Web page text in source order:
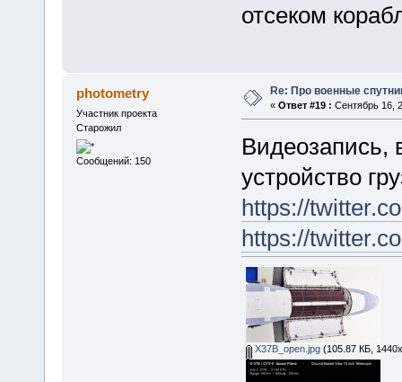
отсеком
photometry
Участник проекта
Старожил
Сообщений: 150
Re: Про военные
« Ответ #19 : Сентябрь 16,
устройство
https://
https://
X37B_open.jpg(105.87 КБ,